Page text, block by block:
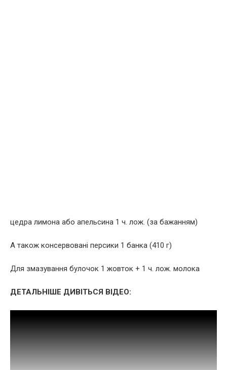
цедра лимона або апельсина 1 ч. лож. (за бажанням)
А також консервовані персики 1 банка (410 г)
Для змазування булочок 1 жовток + 1 ч. лож. молока
ДЕТАЛЬНІШЕ ДИВІТЬСЯ ВІДЕО: